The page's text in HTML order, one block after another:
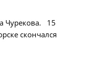
Чурекова. 15
скончался